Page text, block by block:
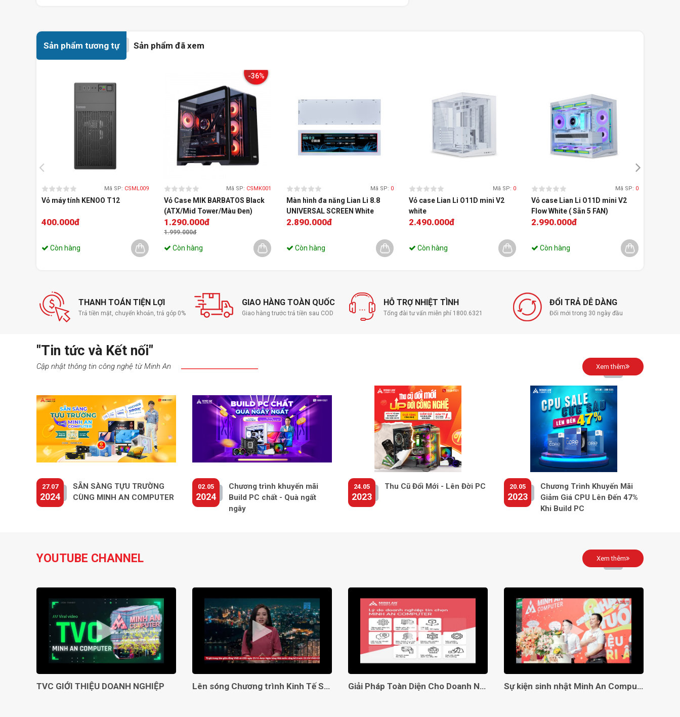
Sản phẩm tương tự Sản phẩm đã xem
Mã SP: CSML009
Vỏ máy tính KENOO T12
400.000đ
Còn hàng
-36%
Mã SP: CSMK001
Vỏ Case MIK BARBATOS Black
(ATX/Mid Tower/Màu Đen)
1.290.000đ
1.999.000đ
Còn hàng
Mã SP: 0
Màn hình đa năng Lian Li 8.8
UNIVERSAL SCREEN White
2.890.000đ
Còn hàng
Mã SP: 0
Vỏ case Lian Li O11D mini V2
white
2.490.000đ
Còn hàng
Mã SP: 0
Vỏ case Lian Li O11D mini V2
Flow White ( Sẵn 5 FAN)
2.990.000đ
Còn hàng
THANH TOÁN TIỆN LỢI
Trả tiền mặt, chuyển khoản, trả góp 0%
GIAO HÀNG TOÀN QUỐC
Giao hàng trước trả tiền sau COD
HỖ TRỢ NHIỆT TÌNH
Tổng đài tư vấn miễn phí 1800.6321
ĐỔI TRẢ DỄ DÀNG
Đổi mới trong 30 ngày đầu
"Tin tức và Kết nối"
Cập nhật thông tin công nghệ từ Minh An Xem thêm
27.07
2024
SẴN SÀNG TỰU TRƯỜNG
CÙNG MINH AN COMPUTER
02.05
2024
Chương trình khuyến mãi
Build PC chất - Quà ngất
ngây
24.05
2023
Thu Cũ Đổi Mới - Lên Đời PC 20.05
2023
Chương Trình Khuyến Mãi
Giảm Giá CPU Lên Đến 47%
Khi Build PC
YOUTUBE CHANNEL Xem thêm
TVC GIỚI THIỆU DOANH NGHIỆP Lên sóng Chương trình Kinh Tế Số VTC2 Giải Pháp Toàn Diện Cho Doanh Nghiệp Với Minh An Computer! Sự kiện sinh nhật Minh An Computer 8 tuổi